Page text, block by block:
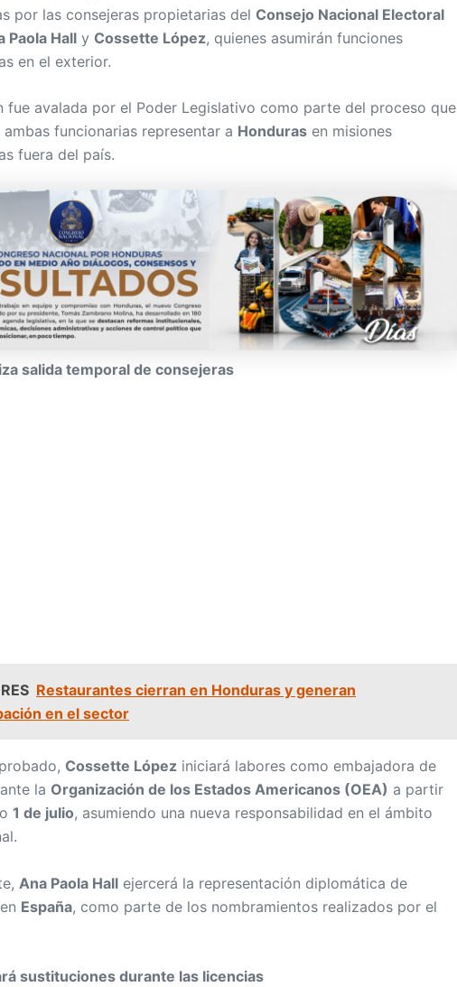
por las consejeras propietarias del Consejo Nacional Electoral
Paola Hall y Cossette López, quienes asumirán funciones
en el exterior.
fue avalada por el Poder Legislativo como parte del proceso que
funcionarias representar a Honduras en misiones
fuera del país.
salida temporal de consejeras
Restaurantes cierran en Honduras y generan
en el sector
Cossette López iniciará labores como embajadora de
ante la Organización de los Estados Americanos (OEA) a partir
1 de julio, asumiendo una nueva responsabilidad en el ámbito
Ana Paola Hall ejercerá la representación diplomática de
en España, como parte de los nombramientos realizados por el
sustituciones durante las licencias